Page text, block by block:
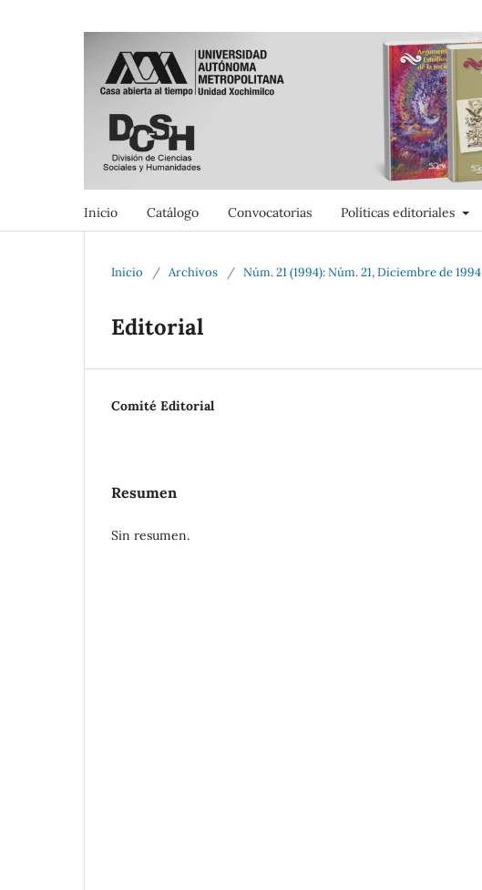
Inicio Catálogo Convocatorias Políticas editoriales
Inicio / Archivos / Núm. 21 (1994): Núm. 21, Diciembre de 1994
Editorial
Comité Editorial
Resumen
Sin resumen.